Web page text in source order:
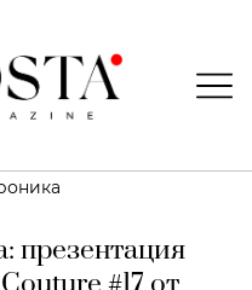
презентация